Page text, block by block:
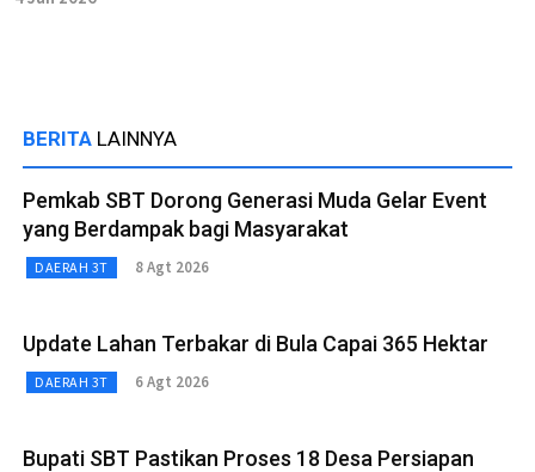
BERITA LAINNYA
Pemkab SBT Dorong Generasi Muda Gelar Event
yang Berdampak bagi Masyarakat
DAERAH 3T 8 Agt 2026
Update Lahan Terbakar di Bula Capai 365 Hektar
DAERAH 3T 6 Agt 2026
Bupati SBT Pastikan Proses 18 Desa Persiapan